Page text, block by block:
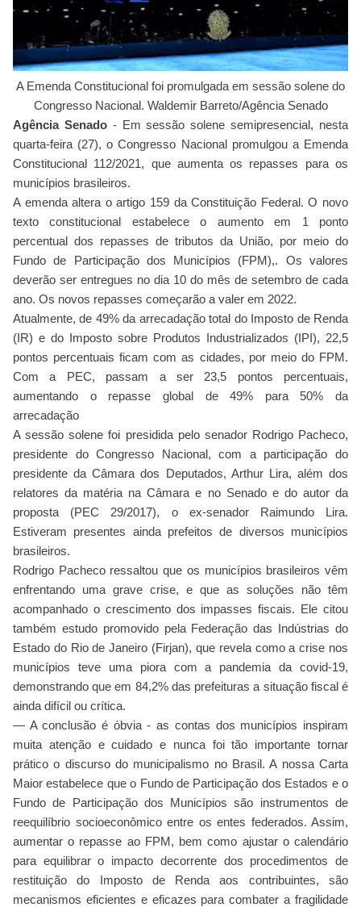
A Emenda Constitucional foi promulgada em sessão solene do
Congresso Nacional. WaldemirBarreto/Agência Senado
Agência Senado- Em sessão solene semipresencial, nesta
quarta-feira (27), o Congresso Nacional promulgou a Emenda
Constitucional 112/2021, que aumenta os repasses para os
municípios brasileiros.
A emenda altera o artigo 159 da Constituição Federal. O novo
texto constitucional estabelece o aumento em 1 ponto
percentual dos repasses de tributos da União, por meio do
Fundo de Participação dos Municípios (FPM),. Os valores
deverão ser entregues no dia 10 do mês de setembro de cada
ano. Os novos repasses começarão a valer em 2022.
Atualmente, de 49% da arrecadação total do Imposto de Renda
(IR) e do Imposto sobre Produtos Industrializados (IPI), 22,5
pontos percentuais ficam com as cidades, por meio do FPM.
Com a PEC, passam a ser 23,5 pontos percentuais,
aumentando o repasse global de 49% para 50% da
arrecadação
A sessão solene foi presidida pelo senador Rodrigo Pacheco,
presidente do Congresso Nacional, com a participação do
presidente da Câmara dos Deputados, Arthur Lira, além dos
relatores da matéria na Câmara e no Senado e do autor da
proposta (PEC 29/2017), o ex-senador Raimundo Lira.
Estiveram presentes ainda prefeitos de diversos municípios
brasileiros.
Rodrigo Pacheco ressaltou que os municípios brasileiros vêm
enfrentando uma grave crise, e que as soluções não têm
acompanhado o crescimento dos impasses fiscais. Ele citou
também estudo promovido pela Federação das Indústrias do
Estado do Rio de Janeiro (Firjan), que revela como a crise nos
municípios teve uma piora com a pandemia da covid-19,
demonstrando que em 84,2% das prefeituras a situação fiscal é
ainda difícil ou crítica.
— A conclusão é óbvia - as contas dos municípios inspiram
muita atenção e cuidado e nunca foi tão importante tornar
prático o discurso do municipalismo no Brasil. A nossa Carta
Maior estabelece que o Fundo de Participação dos Estados e o
Fundo de Participação dos Municípios são instrumentos de
reequilíbrio socioeconômico entre os entes federados. Assim,
aumentar o repasse ao FPM, bem como ajustar o calendário
para equilibrar o impacto decorrente dos procedimentos de
restituição do Imposto de Renda aos contribuintes, são
mecanismos eficientes e eficazes para combater a fragilidade